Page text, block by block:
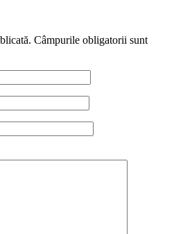
Câmpurile obligatorii sunt